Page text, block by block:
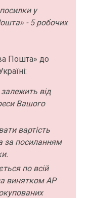
у
- 5 робочих
Пошта» до
від
Вашого
вартість
за посиланням
по всій
винятком АР